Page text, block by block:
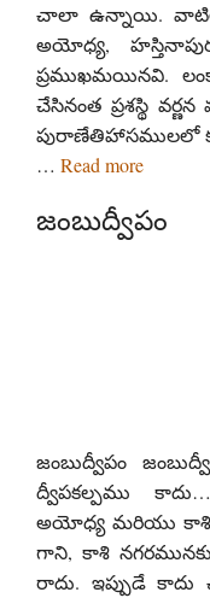
చాలా ఉన్నాయి. వాటిలో
అయోధ్య,
ప్రముఖమయినవి.
చేసినంత ప్రశస్థి
పురాణేతిహాసములలో
… Read more
జంబుద్వీపం
జంబుద్వీపం
ద్వీపకల్పము
అయోధ్య మరియు కాశి
గాని, కాశి
రాదు. ఇప్పుడే కాదు